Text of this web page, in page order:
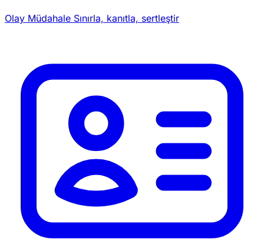
Olay Müdahale Sınırla, kanıtla, sertleştir